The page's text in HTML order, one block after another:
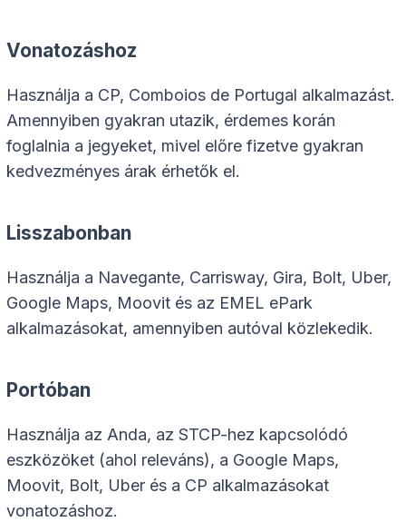
Vonatozáshoz
Használja a CP, Comboios de Portugal alkalmazást.
Amennyiben gyakran utazik, érdemes korán
foglalnia a jegyeket, mivel előre fizetve gyakran
kedvezményes árak érhetők el.
Lisszabonban
Használja a Navegante, Carrisway, Gira, Bolt, Uber,
Google Maps, Moovit és az EMEL ePark
alkalmazásokat, amennyiben autóval közlekedik.
Portóban
Használja az Anda, az STCP-hez kapcsolódó
eszközöket (ahol releváns), a Google Maps,
Moovit, Bolt, Uber és a CP alkalmazásokat
vonatozáshoz.